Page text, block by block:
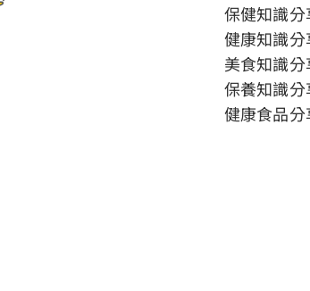
保健知識分
健康知識分
美食知識分
保養知識分
健康食品分